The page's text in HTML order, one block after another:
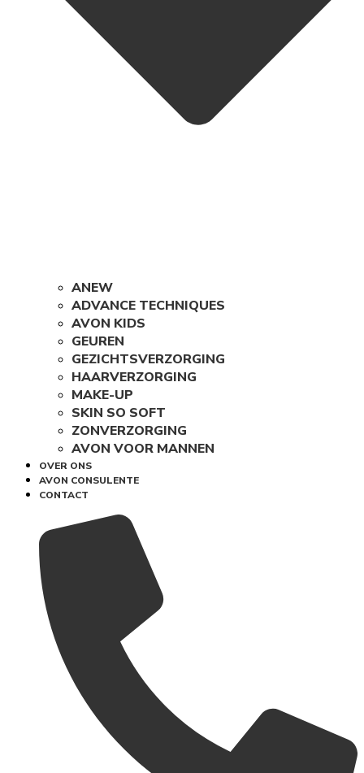
ANEW
ADVANCE TECHNIQUES
AVON KIDS
GEUREN
GEZICHTSVERZORGING
HAARVERZORGING
MAKE-UP
SKIN SO SOFT
ZONVERZORGING
AVON VOOR MANNEN
OVER ONS
AVON CONSULENTE
CONTACT